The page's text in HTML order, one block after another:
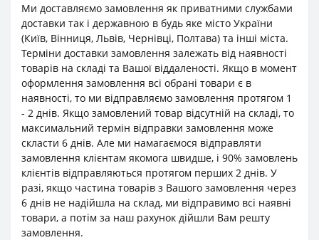
Ми доставляємо замовлення як приватними службами
доставки так і державною в будь яке місто України
(Київ, Вінниця, Львів, Чернівці, Полтава) та інші міста.
Терміни доставки замовлення залежать від наявності
товарів на складі та Вашої віддаленості. Якщо в момент
оформлення замовлення всі обрані товари є в
наявності, то ми відправляємо замовлення протягом 1
- 2 днів. Якщо замовлений товар відсутній на складі, то
максимальний термін відправки замовлення може
скласти 6 днів. Але ми намагаємося відправляти
замовлення клієнтам якомога швидше, і 90% замовлень
клієнтів відправляються протягом перших 2 днів. У
разі, якщо частина товарів з Вашого замовлення через
6 днів не надійшла на склад, ми відправимо всі наявні
товари, а потім за наш рахунок дійшли Вам решту
замовлення.